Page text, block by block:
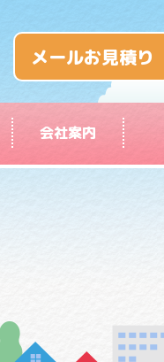
メールお見積り
会社案内